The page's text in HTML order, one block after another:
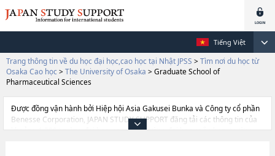
Tiếng Việt
Trang thông tin về du học đại học,cao học tại Nhật JPSS > Tìm nơi du học từ
Osaka Cao học > The University of Osaka > Graduate School of
Pharmaceutical Sciences
Được đồng vận hành bởi Hiệp hội Asia Gakusei Bunka và Công ty cổ phần
Benesse Corporation, JAPAN STUDY SUPPORT đăng tải các thông tin của
khoảng 1.300 trường đại học, cao học, trường đại học ngắn hạn, trường